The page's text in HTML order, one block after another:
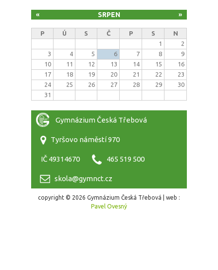
SRPEN
« »
P Ú S Č P S
N
1
2
3
4 5 6 7 8
9
10
11 12 13 14 15
16
17
18 19 20 21 22
23
24
25 26 27 28 29
30
31
Gymnázium Česká Třebová
Tyršovo náměstí 970
IČ 49314670 465 519 500
skola@gymnct.cz
copyright © 2026 Gymnázium Česká Třebová | web :
Pavel Ovesný